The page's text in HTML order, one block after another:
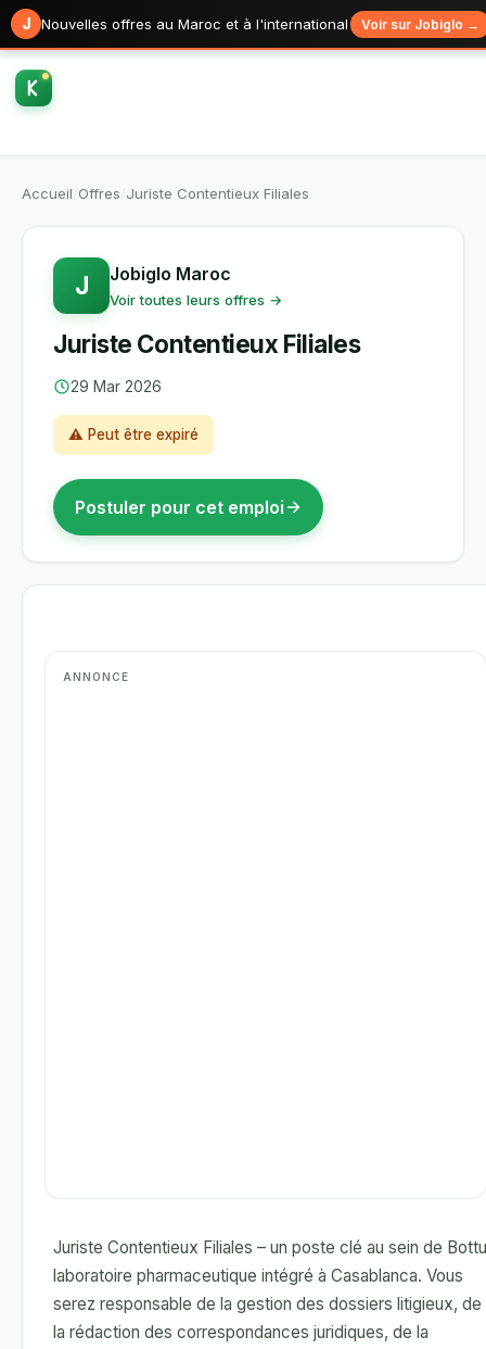
J Nouvelles offres au Maroc et à l'international Voir sur Jobiglo →
Accueil Offres Juriste Contentieux Filiales
J Jobiglo Maroc
Voir toutes leurs offres →
Juriste Contentieux Filiales
29 Mar 2026
⚠ Peut être expiré
Postuler pour cet emploi
Juriste Contentieux Filiales – un poste clé au sein de
laboratoire pharmaceutique intégré à Casablanca. Vous
serez responsable de la gestion des dossiers litigieux, de
la rédaction des correspondances juridiques, de la